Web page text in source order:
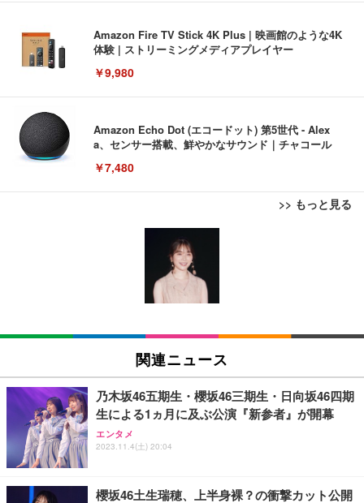
Amazon Fire TV Stick 4K Plus | 映画館のような4K
体験 | ストリーミングメディアプレイヤー
￥9,980
Amazon Echo Dot (エコードット) 第5世代 - Alex
a、センサー搭載、鮮やかなサウンド｜チャコール
￥7,480
>> もっと見る
[EdoErgo] オフィスチェア 椅子 テレワーク 疲れな
い 跳ね上げ式アームレスト コンパクト 約105度ロッ
キング pc 事務椅子 360度回転 座面昇降 強化ナイロ
ン樹脂ベース 通気性メッシュ 在宅ワーク H-WY01
(黒網+黒枠+黒足)
SIHOO B100 オフィスチェア／デスクチェア メッシ
ュチェア 人間工学 疲れない ブラック
￥27,999
Sezlife オフィスチェア デスクチェア 疲れない テレ
ワーク チェア 強化バックレスト 30度ロッキング機
能 人間工学 椅子 腰サポート 90度跳ね上げ式アーム
務用 おしゃれ パソコンチェア (ブラック)
EIZO ビジネス向けプレミアムモニター | FlexScan
EV3240X-WT | 31.5型4K UHD・USB Type-C・ホワ
EIZO ビジネス向けプレミアムモニター | FlexScan
￥109,572
【純正品】27"ゲーミングモニター DualSense 充電
フック付き（CFI-ZDM1J）
Amazonベーシック ペットシーツ 薄型 レギュラー 1
回使い捨て 無香料 ホワイト 300枚
Amazonベーシック ペットシーツ 厚型 ワイド 42枚
x2袋(84枚) ホワイト(吸収面:ライトブルー)
￥3,234
ネオ・ルーライフ ネオ・オムツ L 中型犬用 26枚入
り 単品
関連ニュース
乃木坂46五期生・櫻坂46三期生・日向坂46四期
生による1ヵ月に及ぶ公演『新参者』が開幕
エンタメ
2023.11.4(土) 20:04
櫻坂46土生瑞穂、上半身裸？の衝撃カット公開